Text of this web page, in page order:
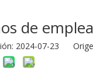
de
2024-07-23